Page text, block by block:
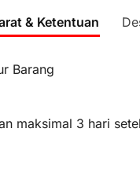
& Ketentuan
Barang
maksimal 3 hari